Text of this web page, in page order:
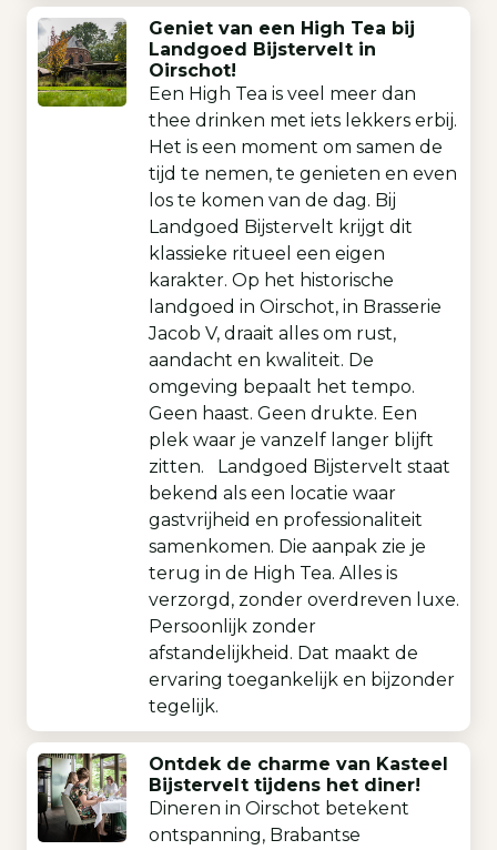
Geniet van een High Tea bij
Landgoed Bijstervelt in
Oirschot!
Een High Tea is veel meer dan
thee drinken met iets lekkers erbij.
Het is een moment om samen de
tijd te nemen, te genieten en even
los te komen van de dag. Bij
Landgoed Bijstervelt krijgt dit
klassieke ritueel een eigen
karakter. Op het historische
landgoed in Oirschot, in Brasserie
Jacob V, draait alles om rust,
aandacht en kwaliteit. De
omgeving bepaalt het tempo.
Geen haast. Geen drukte. Een
plek waar je vanzelf langer blijft
zitten. Landgoed Bijstervelt staat
bekend als een locatie waar
gastvrijheid en professionaliteit
samenkomen. Die aanpak zie je
terug in de High Tea. Alles is
verzorgd, zonder overdreven luxe.
Persoonlijk zonder
afstandelijkheid. Dat maakt de
ervaring toegankelijk en bijzonder
tegelijk.
Ontdek de charme van Kasteel
Bijstervelt tijdens het diner!
Dineren in Oirschot betekent
ontspanning, Brabantse